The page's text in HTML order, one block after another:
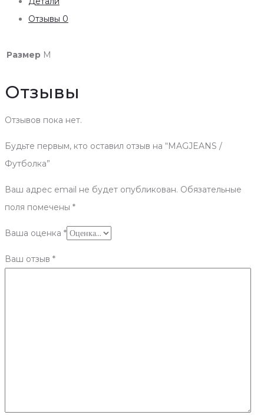
Отзывы 0
Размер M
Отзывы
Отзывов пока нет.
Будьте первым, кто оставил отзыв на “MAGJEANS /
Футболка”
Ваш адрес email не будет опубликован. Обязательные
поля помечены *
Ваша оценка *
Ваш отзыв *